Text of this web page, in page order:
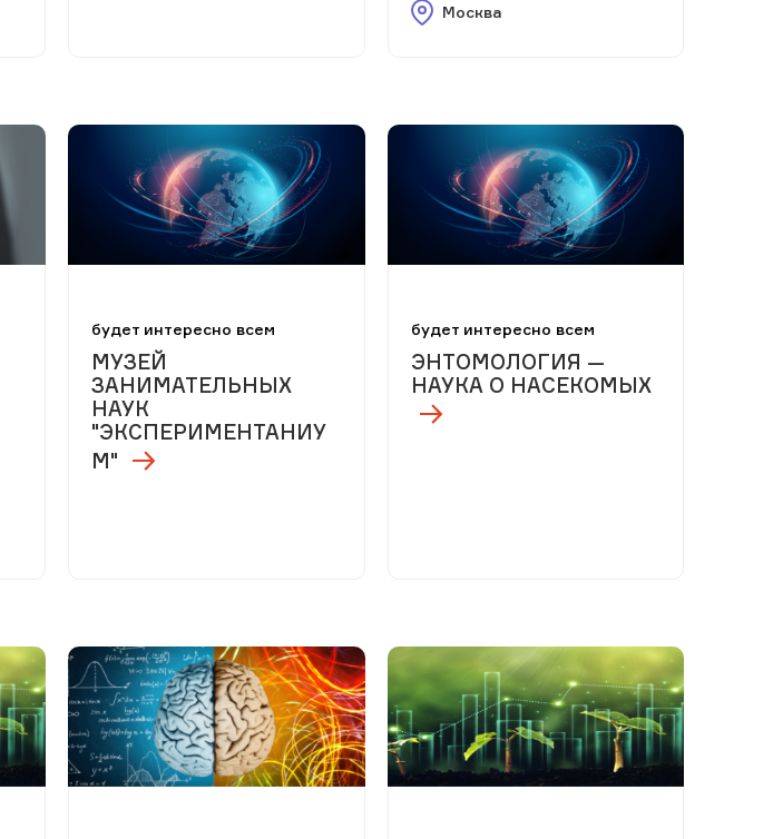
Москва
будет интересно всем
МУЗЕЙ
ЗАНИМАТЕЛЬНЫХ
НАУК
"ЭКСПЕРИМЕНТАНИУ
М"
будет интересно всем
ЭНТОМОЛОГИЯ —
НАУКА О НАСЕКОМЫХ